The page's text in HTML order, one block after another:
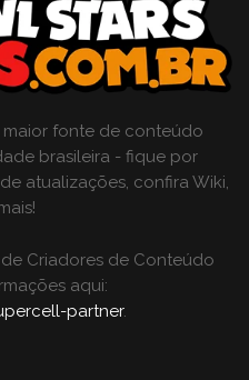
maior fonte de conteúdo
brasileira - fique por
atualizações, confira Wiki,
Criadores de Conteúdo
aqui:
partner.